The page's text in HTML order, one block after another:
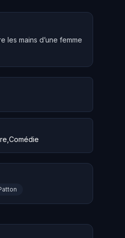
mains d’une femme
Comédie